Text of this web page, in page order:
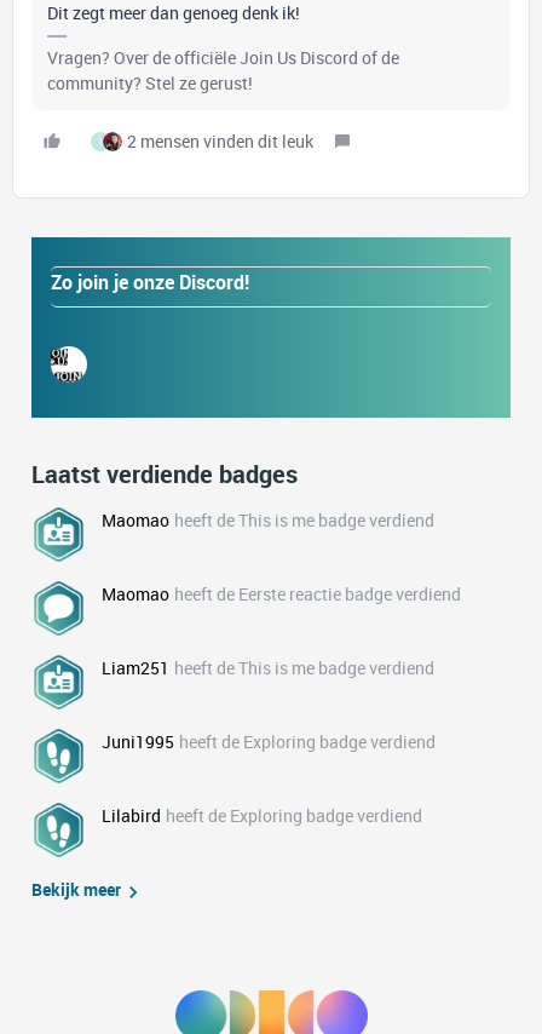
Dit zegt meer dan genoeg denk ik!
Vragen? Over de officiële Join Us Discord of de
community? Stel ze gerust!
I 2 mensen vinden dit leuk
Zo join je onze Discord!
Laatst verdiende badges
Maomao heeft de This is me badge verdiend
Maomao heeft de Eerste reactie badge verdiend
Liam251 heeft de This is me badge verdiend
Juni1995 heeft de Exploring badge verdiend
Lilabird heeft de Exploring badge verdiend
Bekijk meer